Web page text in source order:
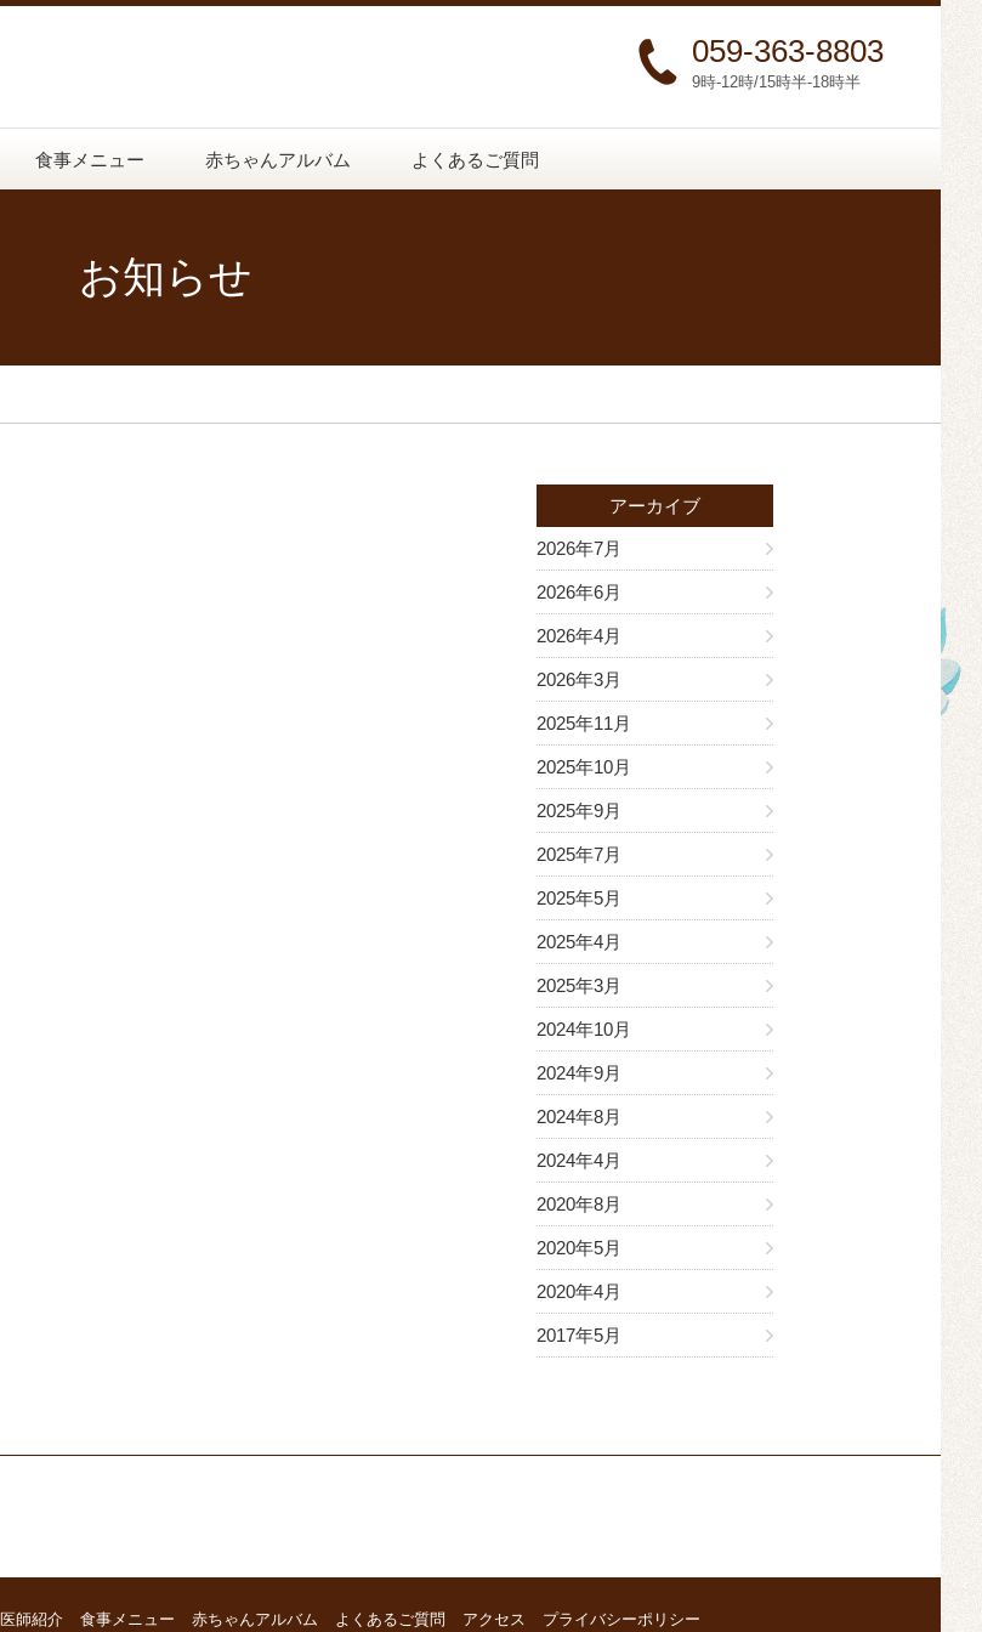
059-363-8803
9時-12時/15時半-18時半
食事メニュー 赤ちゃんアルバム よくあるご質問
お知らせ
アーカイブ
2026年7月
2026年6月
2026年4月
2026年3月
2025年11月
2025年10月
2025年9月
2025年7月
2025年5月
2025年4月
2025年3月
2024年10月
2024年9月
2024年8月
2024年4月
2020年8月
2020年5月
2020年4月
2017年5月
医師紹介 食事メニュー 赤ちゃんアルバム よくあるご質問 アクセス プライバシーポリシー